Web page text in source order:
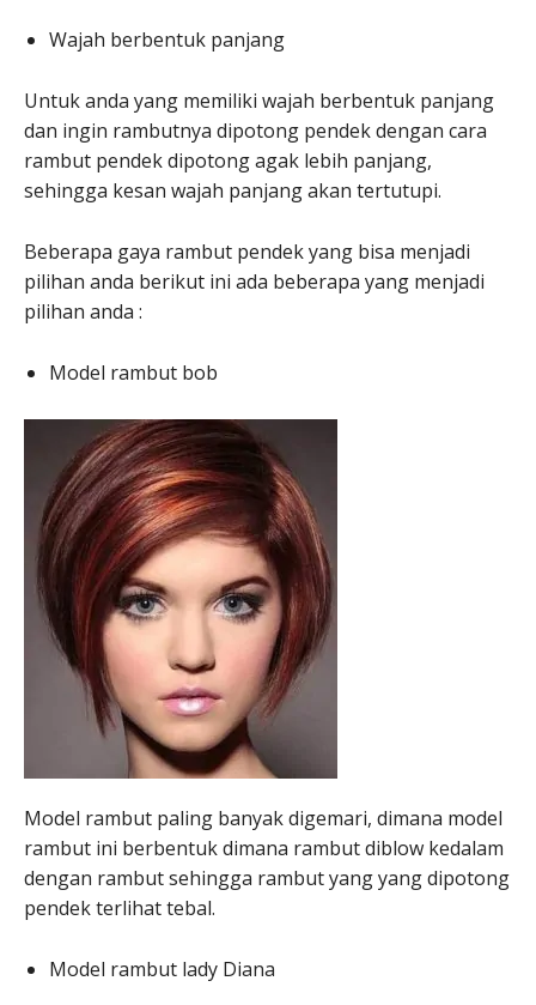
Wajah berbentuk panjang
Untuk anda yang memiliki wajah berbentuk panjang
dan ingin rambutnya dipotong pendek dengan cara
rambut pendek dipotong agak lebih panjang,
sehingga kesan wajah panjang akan tertutupi.
Beberapa gaya rambut pendek yang bisa menjadi
pilihan anda berikut ini ada beberapa yang menjadi
pilihan anda :
Model rambut bob
Model rambut paling banyak digemari, dimana model
rambut ini berbentuk dimana rambut diblow kedalam
dengan rambut sehingga rambut yang yang dipotong
pendek terlihat tebal.
Model rambut lady Diana